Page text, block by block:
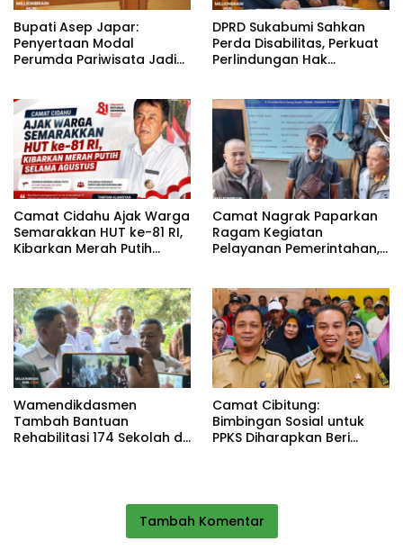
Bupati Asep Japar:
Penyertaan Modal
Perumda Pariwisata Jadi
DPRD Sukabumi Sahkan
Perda Disabilitas, Perkuat
Perlindungan Hak
Camat Cidahu Ajak Warga
Semarakkan HUT ke-81 RI,
Kibarkan Merah Putih
Camat Nagrak Paparkan
Ragam Kegiatan
Pelayanan Pemerintahan,
Wamendikdasmen
Tambah Bantuan
Rehabilitasi 174 Sekolah di
Camat Cibitung:
Bimbingan Sosial untuk
PPKS Diharapkan Beri
Tambah Komentar